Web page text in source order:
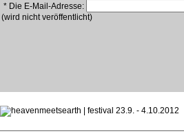
* Die E-Mail-Adresse:
(wird nicht veröffentlicht)